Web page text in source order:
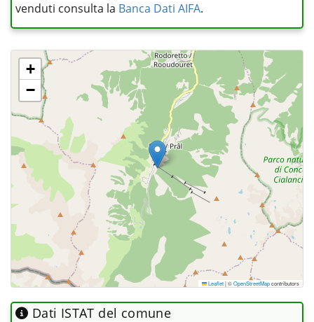
venduti consulta la Banca Dati AIFA.
+
−
Leaflet|©OpenStreetMapcontributors
Dati ISTAT del comune